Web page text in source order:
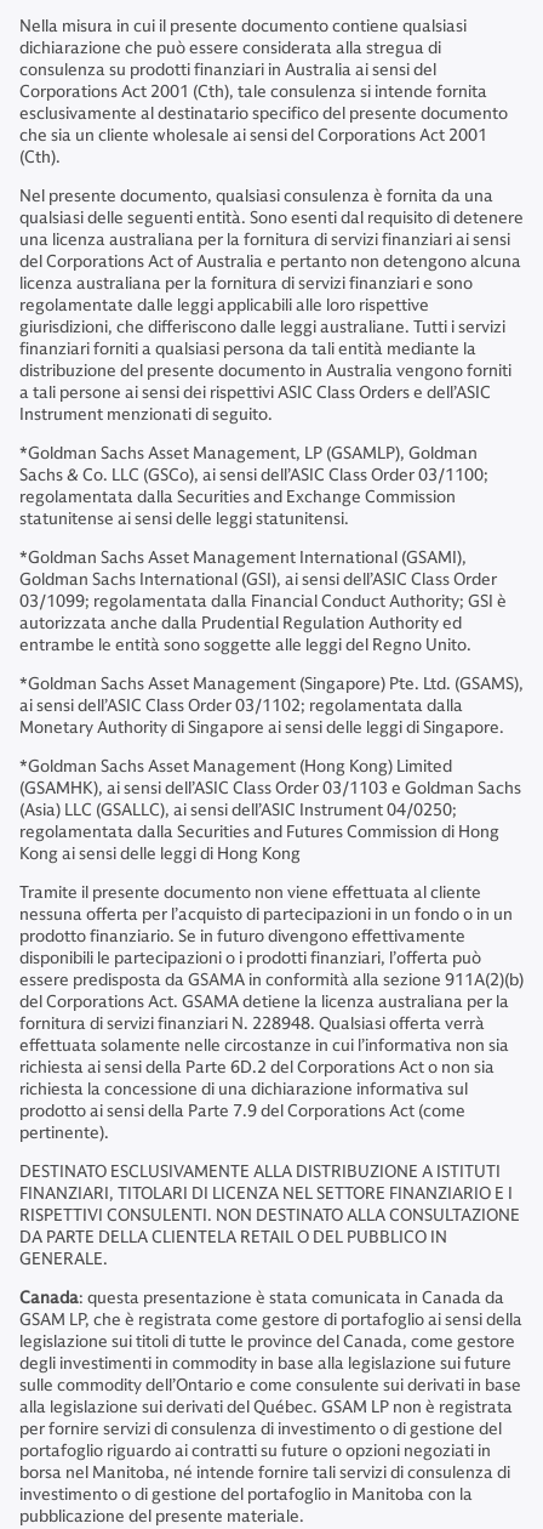
Nella misura in cui il presente documento contiene qualsiasi
dichiarazione che può essere considerata alla stregua di
consulenza su prodotti finanziari in Australia ai sensi del
Corporations Act 2001 (Cth), tale consulenza si intende fornita
esclusivamente al destinatario specifico del presente documento
che sia un cliente wholesale ai sensi del Corporations Act 2001
(Cth).
Nel presente documento, qualsiasi consulenza è fornita da una
qualsiasi delle seguenti entità. Sono esenti dal requisito di detenere
una licenza australiana per la fornitura di servizi finanziari ai sensi
del Corporations Act of Australia e pertanto non detengono alcuna
licenza australiana per la fornitura di servizi finanziari e sono
regolamentate dalle leggi applicabili alle loro rispettive
giurisdizioni, che differiscono dalle leggi australiane. Tutti i servizi
finanziari forniti a qualsiasi persona da tali entità mediante la
distribuzione del presente documento in Australia vengono forniti
a tali persone ai sensi dei rispettivi ASIC Class Orders e dell’ASIC
Instrument menzionati di seguito.
*Goldman Sachs Asset Management, LP (GSAMLP), Goldman
Sachs & Co. LLC (GSCo), ai sensi dell’ASIC Class Order 03/1100;
regolamentata dalla Securities and Exchange Commission
statunitense ai sensi delle leggi statunitensi.
*Goldman Sachs Asset Management International (GSAMI),
Goldman Sachs International (GSI), ai sensi dell’ASIC Class Order
03/1099; regolamentata dalla Financial Conduct Authority; GSI è
autorizzata anche dalla Prudential Regulation Authority ed
entrambe le entità sono soggette alle leggi del Regno Unito.
*Goldman Sachs Asset Management (Singapore) Pte. Ltd. (GSAMS),
ai sensi dell’ASIC Class Order 03/1102; regolamentata dalla
Monetary Authority di Singapore ai sensi delle leggi di Singapore.
*Goldman Sachs Asset Management (Hong Kong) Limited
(GSAMHK), ai sensi dell’ASIC Class Order 03/1103 e Goldman Sachs
(Asia) LLC (GSALLC), ai sensi dell’ASIC Instrument 04/0250;
regolamentata dalla Securities and Futures Commission di Hong
Kong ai sensi delle leggi di Hong Kong
Tramite il presente documento non viene effettuata al cliente
nessuna offerta per l’acquisto di partecipazioni in un fondo o in un
prodotto finanziario. Se in futuro divengono effettivamente
disponibili le partecipazioni o i prodotti finanziari, l’offerta può
essere predisposta da GSAMA in conformità alla sezione 911A(2)(b)
del Corporations Act. GSAMA detiene la licenza australiana per la
fornitura di servizi finanziari N. 228948. Qualsiasi offerta verrà
effettuata solamente nelle circostanze in cui l’informativa non sia
richiesta ai sensi della Parte 6D.2 del Corporations Act o non sia
richiesta la concessione di una dichiarazione informativa sul
prodotto ai sensi della Parte 7.9 del Corporations Act (come
pertinente).
DESTINATO ESCLUSIVAMENTE ALLA DISTRIBUZIONE A ISTITUTI
FINANZIARI, TITOLARI DI LICENZA NEL SETTORE FINANZIARIO E I
RISPETTIVI CONSULENTI. NON DESTINATO ALLA CONSULTAZIONE
DA PARTE DELLA CLIENTELA RETAIL O DEL PUBBLICO IN
GENERALE.
Canada: questa presentazione è stata comunicata in Canada da
GSAM LP, che è registrata come gestore di portafoglio ai sensi della
legislazione sui titoli di tutte le province del Canada, come gestore
degli investimenti in commodity in base alla legislazione sui future
sulle commodity dell’Ontario e come consulente sui derivati in base
alla legislazione sui derivati ​​del Québec. GSAM LP non è registrata
per fornire servizi di consulenza di investimento o di gestione del
portafoglio riguardo ai contratti su future o opzioni negoziati in
borsa nel Manitoba, né intende fornire tali servizi di consulenza di
investimento o di gestione del portafoglio in Manitoba con la
pubblicazione del presente materiale.